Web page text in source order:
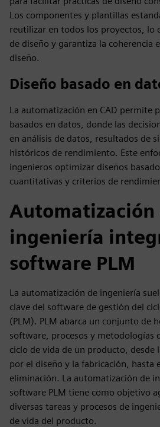
Los componentes y plantillas
reutilizar en todos los proyectos, lo
de diseño y garantiza la coherencia
diseño.
Diseño basado en
La automatización en CAD permite
basados en datos, donde las
en análisis de datos, resultados de
históricos de rendimiento. Este
ingenieros optimizar diseños
cuantitativas y criterios de
Automatización
ingeniería
software PLM
La automatización de ingeniería
clave del software de gestión del
(PLM). PLM abarca un conjunto de
software, procesos y metodologías
ciclo de vida de un producto, desde
por el diseño y la fabricación, hasta
eliminación. La automatización de
software PLM tiene como objetivo
diversas tareas y procesos de
de vida del producto.